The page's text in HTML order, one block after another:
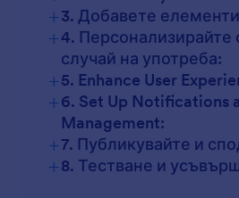
+3. Добавете
+4.
случай на употреба:
+5. Enhance User
+6. Set Up Notifications
Management:
+7. Публикувайте и
+8. Тестване и